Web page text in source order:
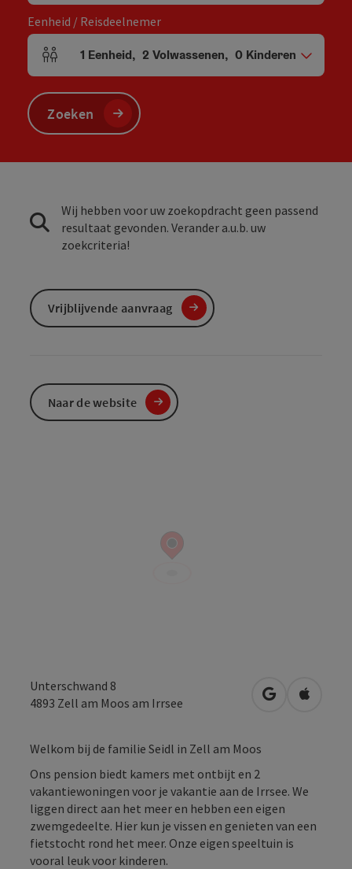
Unterschwand 8
4893 Zell am Moos am Irrsee Openen in
Welkom bij de familie Seidl in Zell am Moos
Ons pension biedt kamers met ontbijt en 2
vakantiewoningen voor je vakantie aan de Irrsee. We
liggen direct aan het meer en hebben een eigen
zwemgedeelte. Hier kun je vissen en genieten van een
fietstocht rond het meer. Onze eigen speeltuin is
vooral leuk voor kinderen.
Eenheid / Reisdeelnemer
Aantal eenheden en persoonsvelden
1 Eenheid, 2 Volwassenen, 0 Kinderen
Zoeken
Wij hebben voor uw zoekopdracht geen passend
resultaat gevonden. Verander a.u.b. uw
zoekcriteria!
Vrijblijvende aanvraag
Naar de website